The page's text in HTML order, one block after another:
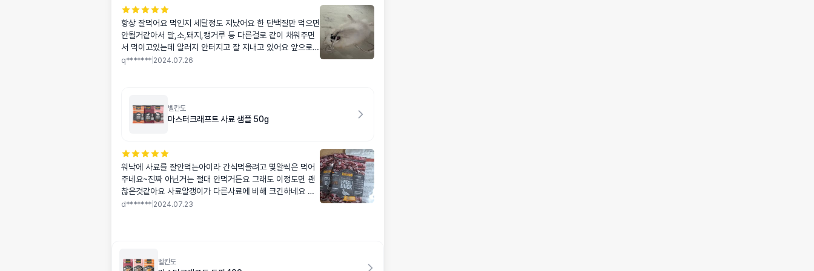
항상 잘먹어요 먹인지 세달정도 지났어요 한 단백질만 먹으면
안될거같아서 말,소,돼지,캥거루 등 다른걸로 같이 채워주면
서 먹이고있는데 알러지 안터지고 잘 지내고 있어요 앞으로
문제없으면 계속 먹이려규요
q******* 2024.07.26
벨칸도
마스터크래프트 사료 샘플 50g
워낙에 사료를 잘안먹는아이라 간식먹을려고 몇알씩은 먹어
주네요~진짜 아닌거는 절대 안먹거든요 그래도 이정도면 괜
찮은것같아요 사료알갱이가 다른사료에 비해 크긴하네요 다
른 사료도 먹여보고 본품 구매하러올께요 배송 빨라요
d******* 2024.07.23
벨칸도